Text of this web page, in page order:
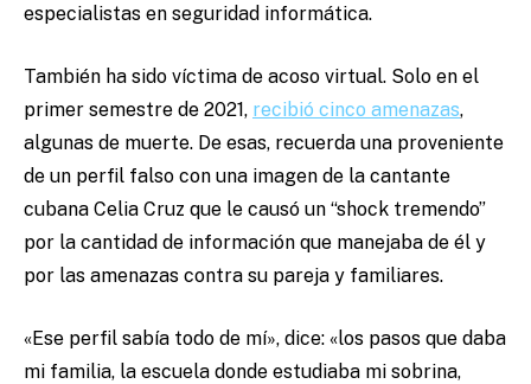
especialistas en seguridad informática.
También ha sido víctima de acoso virtual. Solo en el
primer semestre de 2021, recibió cinco amenazas,
algunas de muerte. De esas, recuerda una proveniente
de un perfil falso con una imagen de la cantante
cubana Celia Cruz que le causó un “shock tremendo”
por la cantidad de información que manejaba de él y
por las amenazas contra su pareja y familiares.
«Ese perfil sabía todo de mí», dice: «los pasos que daba
mi familia, la escuela donde estudiaba mi sobrina,